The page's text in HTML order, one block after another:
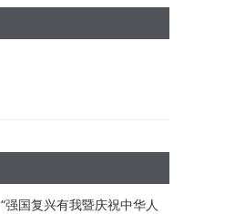
“强国复兴有我暨庆祝中华人